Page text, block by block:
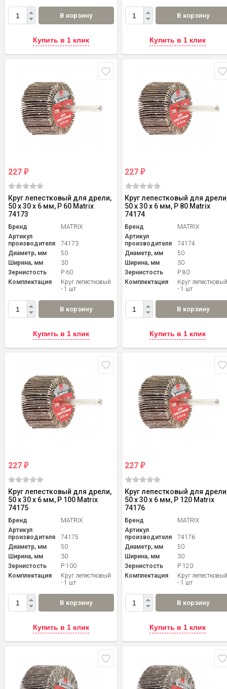
В корзину
Купить в 1 клик
В корзину
Купить в 1 клик
227 ₽
Круг лепестковый для дрели,
50 х 30 х 6 мм, P 60 Matrix
74173
Бренд
MATRIX
Артикул
производителя
74173
Диаметр, мм
50
Ширина, мм
30
Зернистость
P 60
Комплектация
Круг лепестковый
- 1 шт
В корзину
Купить в 1 клик
227₽
Круг лепестковый для
50 х 30 х 6 мм, P 80 Matrix
74174
Бренд
MATRIX
Артикул
производителя
74174
Диаметр, мм
50
Ширина, мм
30
Зернистость
P 80
Комплектация
Круг
- 1 шт
В корзину
Купить в 1 клик
227 ₽
Круг лепестковый для дрели,
50 х 30 х 6 мм, P 100 Matrix
74175
Бренд
MATRIX
Артикул
производителя
74175
Диаметр, мм
50
Ширина, мм
30
Зернистость
P 100
Комплектация
Круг лепестковый
- 1 шт
В корзину
Купить в 1 клик
227₽
Круг лепестковый для
50 х 30 х 6 мм, P 120 Matrix
74176
Бренд
MATRIX
Артикул
производителя
74176
Диаметр, мм
50
Ширина, мм
30
Зернистость
P 120
Комплектация
Круг
- 1 шт
В корзину
Купить в 1 клик